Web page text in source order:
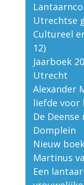
Utrechtse
Cultureel
12)
Jaarboek
Utrecht
Alexander
liefde voor
De
Domplein
Nieuw
Martinus
Een